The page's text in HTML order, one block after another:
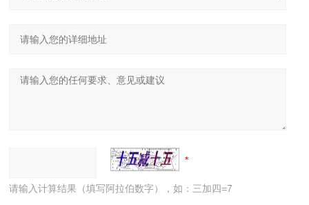
请输入计算结果（填写阿拉伯数字），如：三加四=7